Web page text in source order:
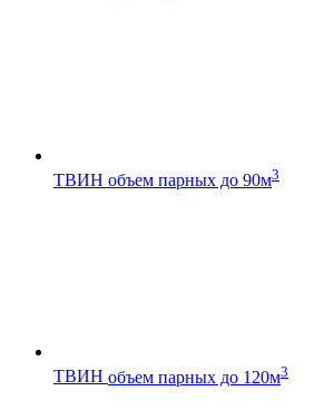
ТВИН объем парных до 90м3
ТВИН объем парных до 120м3